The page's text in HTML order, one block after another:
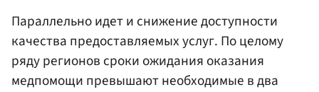
Параллельно идет и снижение доступности
качества предоставляемых услуг. По целому
ряду регионов сроки ожидания оказания
медпомощи превышают необходимые в два